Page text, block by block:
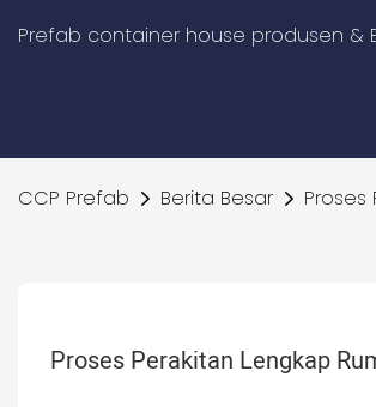
Prefab container house produsen &
CCP Prefab Berita Besar Proses
Proses Perakitan Lengkap